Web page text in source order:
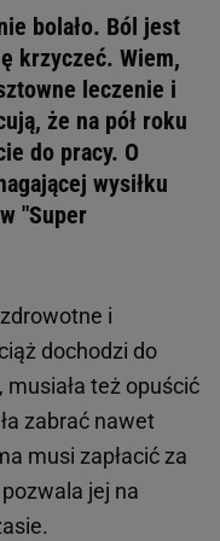
bolało. Ból jest
krzyczeć. Wiem,
leczenie i
że na pół roku
do pracy. O
wysiłku
"Super
i
dochodzi do
też opuścić
zabrać nawet
musi zapłacić za
jej na